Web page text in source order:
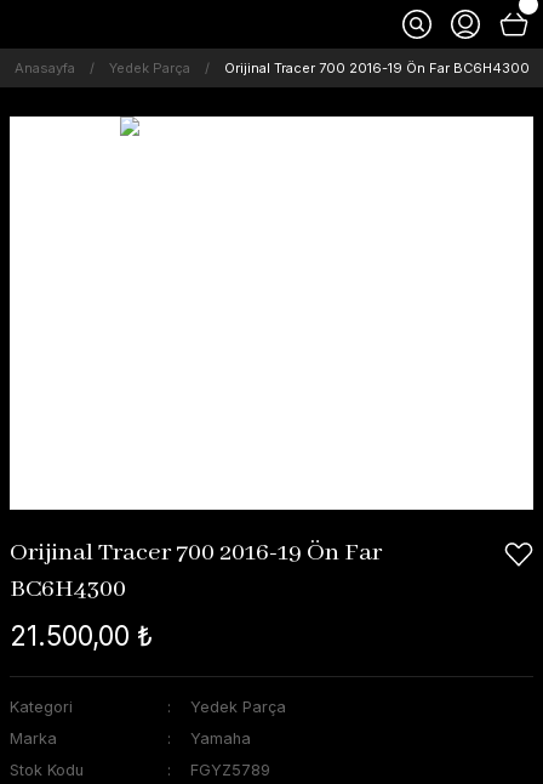
Anasayfa Yedek Parça Orijinal Tracer 700 2016-19 Ön Far BC6H4300
Orijinal Tracer 700 2016-19 Ön Far
BC6H4300
21.500,00 ₺
Kategori
Yedek Parça
Marka
Yamaha
Stok Kodu
FGYZ5789